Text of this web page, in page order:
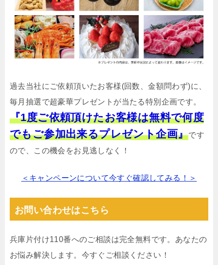
過去当社にご依頼頂いたお客様(回数、金額問わず)に、
毎月抽選で超豪華プレゼントが当たる特別企画です。
『1度ご依頼頂けたお客様は無料で何度
でもご参加出来るプレゼント企画』です
ので、この機会をお見逃しなく！
＜キャンペーンについて今すぐ確認してみる！＞
お問い合わせはこちら
兵庫片付け110番へのご相談は完全無料です。あなたの
お悩み解決します。今すぐご相談ください！